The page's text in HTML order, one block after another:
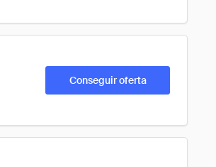
Conseguir oferta